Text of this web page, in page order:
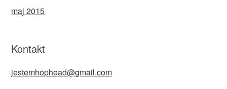
maj 2015
Kontakt
jestemhophead@gmail.com